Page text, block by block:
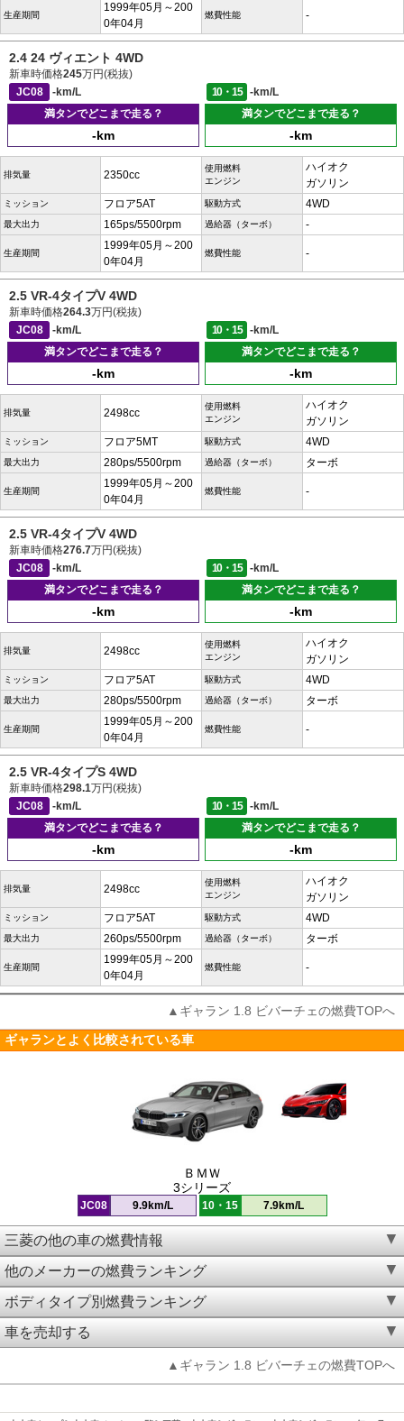
生産期間
1999年05月～200
0年04月
燃費性能 -
2.4 24 ヴィエント 4WD
新車時価格245万円(税抜)
JC08
-km/L 10・15
-km/L
満タンでどこまで走る？
-km
満タンでどこまで走る？
-km
排気量 2350cc
使用燃料
エンジン
ハイオク
ガソリン
ミッション フロア5AT 駆動方式 4WD
最大出力 165ps/5500rpm 過給器（ターボ） -
生産期間
1999年05月～200
0年04月
燃費性能 -
2.5 VR-4タイプV 4WD
新車時価格264.3万円(税抜)
JC08
-km/L 10・15
-km/L
満タンでどこまで走る？
-km
満タンでどこまで走る？
-km
排気量 2498cc
使用燃料
エンジン
ハイオク
ガソリン
ミッション フロア5MT 駆動方式 4WD
最大出力 280ps/5500rpm 過給器（ターボ） ターボ
生産期間
1999年05月～200
0年04月
燃費性能 -
2.5 VR-4タイプV 4WD
新車時価格276.7万円(税抜)
JC08
-km/L 10・15
-km/L
満タンでどこまで走る？
-km
満タンでどこまで走る？
-km
排気量 2498cc
使用燃料
エンジン
ハイオク
ガソリン
ミッション フロア5AT 駆動方式 4WD
最大出力 280ps/5500rpm 過給器（ターボ） ターボ
生産期間
1999年05月～200
0年04月
燃費性能 -
2.5 VR-4タイプS 4WD
新車時価格298.1万円(税抜)
JC08
-km/L 10・15
-km/L
満タンでどこまで走る？
-km
満タンでどこまで走る？
-km
排気量 2498cc
使用燃料
エンジン
ハイオク
ガソリン
ミッション フロア5AT 駆動方式 4WD
最大出力 260ps/5500rpm 過給器（ターボ） ターボ
生産期間
1999年05月～200
0年04月
燃費性能 -
▲ギャラン 1.8 ビバーチェの燃費TOPへ
ギャランとよく比較されている車
ＢＭＷ
3シリーズ
JC08 9.9km/L 10・15 7.9km/L
三菱の他の車の燃費情報
他のメーカーの燃費ランキング
ボディタイプ別燃費ランキング
車を売却する
▲ギャラン 1.8 ビバーチェの燃費TOPへ